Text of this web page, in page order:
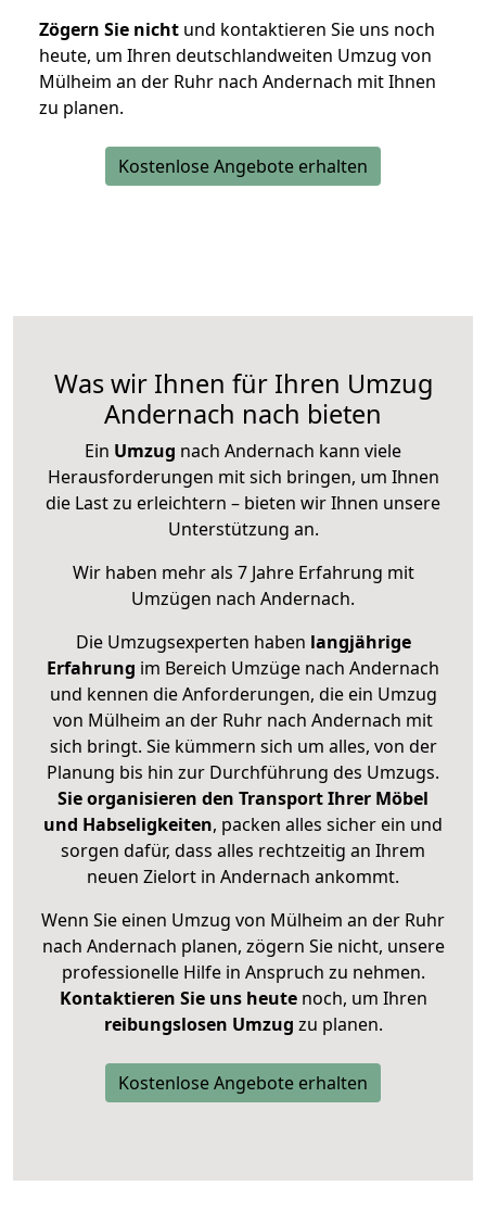
Zögern Sie nicht und kontaktieren Sie uns noch
heute, um Ihren deutschlandweiten Umzug von
Mülheim an der Ruhr nach Andernach mit Ihnen
zu planen.
Kostenlose Angebote erhalten
Was wir Ihnen für Ihren Umzug
Andernach nach bieten
Ein Umzug nach Andernach kann viele
Herausforderungen mit sich bringen, um Ihnen
die Last zu erleichtern – bieten wir Ihnen unsere
Unterstützung an.
Wir haben mehr als 7 Jahre Erfahrung mit
Umzügen nach Andernach.
Die Umzugsexperten haben langjährige
Erfahrung im Bereich Umzüge nach Andernach
und kennen die Anforderungen, die ein Umzug
von Mülheim an der Ruhr nach Andernach mit
sich bringt. Sie kümmern sich um alles, von der
Planung bis hin zur Durchführung des Umzugs.
Sie organisieren den Transport Ihrer Möbel
und Habseligkeiten, packen alles sicher ein und
sorgen dafür, dass alles rechtzeitig an Ihrem
neuen Zielort in Andernach ankommt.
Wenn Sie einen Umzug von Mülheim an der Ruhr
nach Andernach planen, zögern Sie nicht, unsere
professionelle Hilfe in Anspruch zu nehmen.
Kontaktieren Sie uns heutenoch, um Ihren
reibungslosen Umzug zu planen.
Kostenlose Angebote erhalten